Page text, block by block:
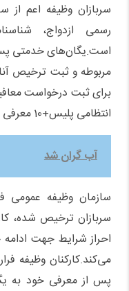
سربازان وظیفه اعم از
رسمی ازدواج،
است.یگان‌های خدمتی
مربوطه و ثبت ترخیص
برای ثبت درخواست
انتظامی پلیس+10 معرفی می‌کنند.
آب گران شد
سازمان وظیفه عمومی
سربازان ترخیص شده،
احراز شرایط جهت
می‌کند.کارکنان وظیفه
پس از معرفی خود به